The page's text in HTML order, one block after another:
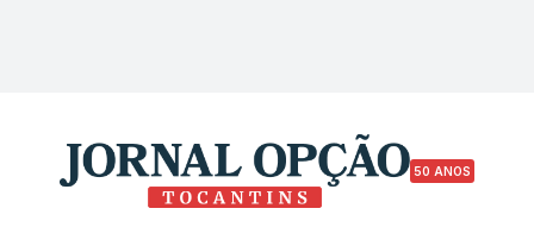
50 ANOS